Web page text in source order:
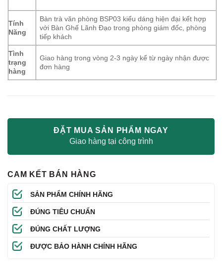
Tính
Năng
Bàn trà văn phòng BSP03 kiểu dáng hiện đại kết hợp
với Bàn Ghế Lãnh Đạo trong phòng giám đốc, phòng
tiếp khách
Tình
trạng
hàng
Giao hàng trong vòng 2-3 ngày kể từ ngày nhận được
đơn hàng
ĐẶT MUA SẢN PHẨM NGAY
Giao hàng tại công trình
CAM KẾT BÁN HÀNG
SẢN PHẨM CHÍNH HÃNG
ĐÚNG TIÊU CHUẨN
ĐÚNG CHẤT LƯỢNG
ĐƯỢC BẢO HÀNH CHÍNH HÃNG